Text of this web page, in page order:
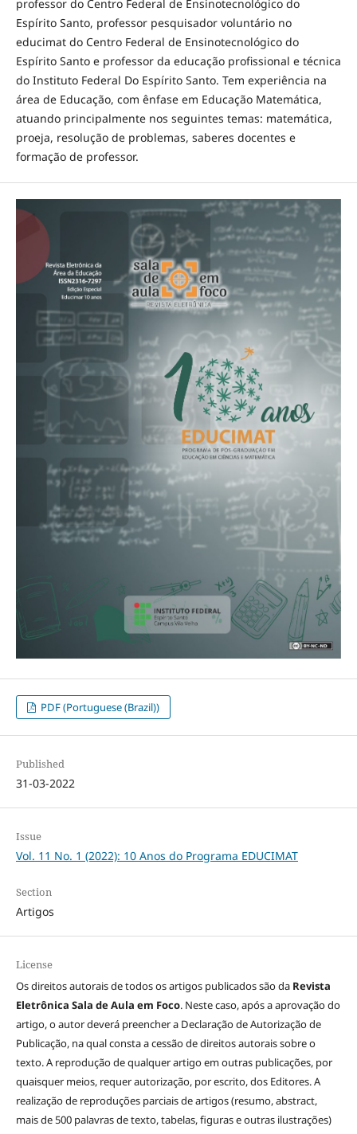
professor do Centro Federal de Ensinotecnológico do
Espírito Santo, professor pesquisador voluntário no
educimat do Centro Federal de Ensinotecnológico do
Espírito Santo e professor da educação profissional e técnica
do Instituto Federal Do Espírito Santo. Tem experiência na
área de Educação, com ênfase em Educação Matemática,
atuando principalmente nos seguintes temas: matemática,
proeja, resolução de problemas, saberes docentes e
formação de professor.
PDF (Portuguese (Brazil))
Published
31-03-2022
Issue
Vol. 11 No. 1 (2022): 10 Anos do Programa EDUCIMAT
Section
Artigos
License
Os direitos autorais de todos os artigos publicados são da Revista
Eletrônica Sala de Aula em Foco. Neste caso, após a aprovação do
artigo, o autor deverá preencher a Declaração de Autorização de
Publicação, na qual consta a cessão de direitos autorais sobre o
texto. A reprodução de qualquer artigo em outras publicações, por
quaisquer meios, requer autorização, por escrito, dos Editores. A
realização de reproduções parciais de artigos (resumo, abstract,
mais de 500 palavras de texto, tabelas, figuras e outras ilustrações)